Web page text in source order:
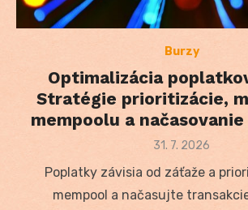
Burzy
Optimalizácia
Stratégie prioritizácie,
mempoolu a
Posted
31. 7. 2026
Poplatky závisia od záťaže a
mempool a načasujte